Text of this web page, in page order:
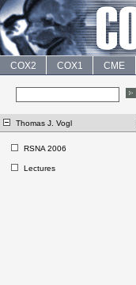
COX2 COX1 CME
Thomas J. Vogl
RSNA 2006
Lectures